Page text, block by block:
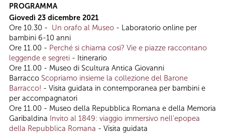
PROGRAMMA
Giovedì 23 dicembre 2021
Ore 10.30 - Un orafo al Museo - Laboratorio online per
bambini 6-10 anni
Ore 11.00 - Perché si chiama così? Vie e piazze raccontano
leggende e segreti - Itinerario
Ore 11.00 - Museo di Scultura Antica Giovanni
Barracco Scopriamo insieme la collezione del Barone
Barracco! - Visita guidata in contemporanea per bambini e
per accompagnatori
Ore 11.00 - Museo della Repubblica Romana e della Memoria
Garibaldina Invito al 1849: viaggio immersivo nell'epopea
della Repubblica Romana - Visita guidata